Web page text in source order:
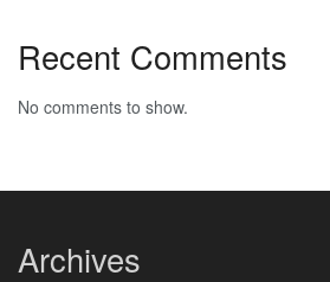
Recent Comments
No comments to show.
Archives